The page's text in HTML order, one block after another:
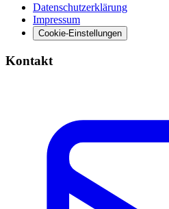
Datenschutzerklärung
Impressum
Cookie-Einstellungen
Kontakt